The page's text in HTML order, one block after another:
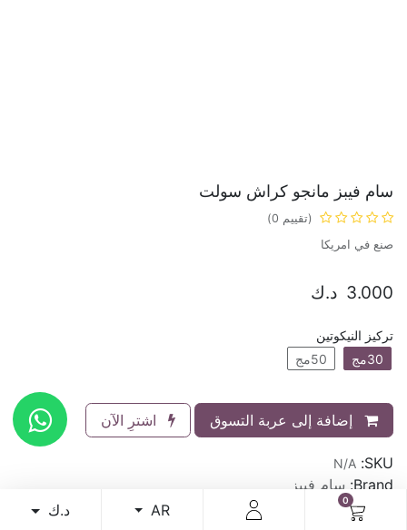
0
AR د.ك
سام فيبز مانجو كراش سولت
(تقييم 0)
صنع في امريكا
3.000 د.ك
تركيز النيكوتين
30مج
50مج
إضافة إلى عربة التسوق اشترِ الآن
SKU:
N/A
Brand: سام فيبز